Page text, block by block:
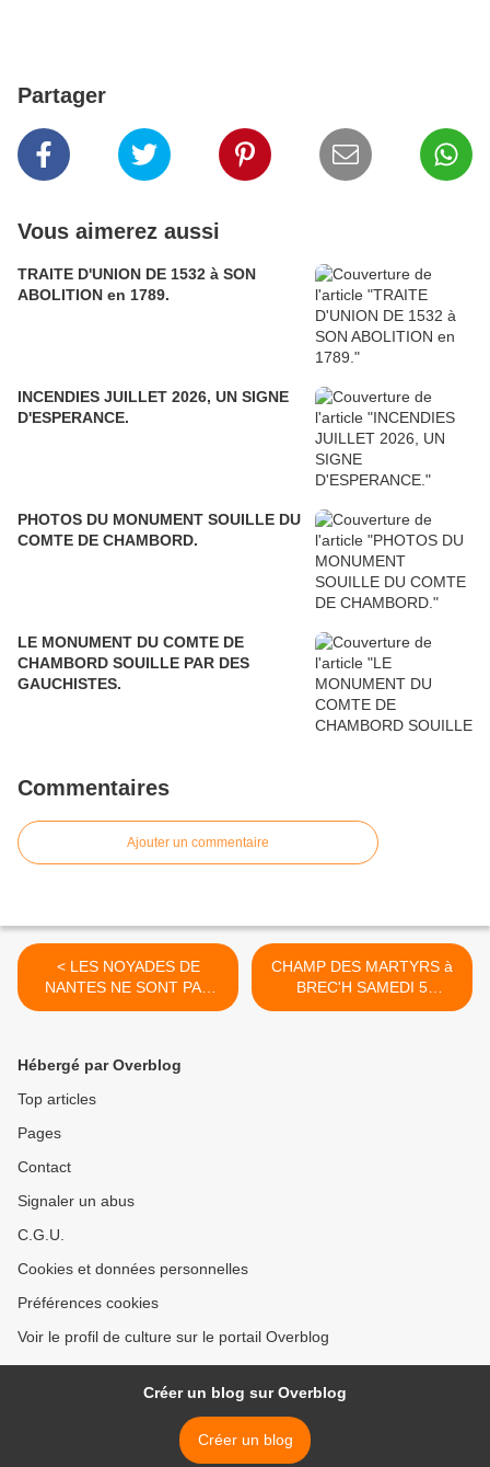
Partager
Vous aimerez aussi
TRAITE D'UNION DE 1532 à SON
ABOLITION en 1789.
INCENDIES JUILLET 2026, UN SIGNE
D'ESPERANCE.
PHOTOS DU MONUMENT SOUILLE DU
COMTE DE CHAMBORD.
LE MONUMENT DU COMTE DE
CHAMBORD SOUILLE PAR DES
GAUCHISTES.
Commentaires
Ajouter un commentaire
< LES NOYADES DE
NANTES NE SONT PAS
UNE LEGENDE !
CHAMP DES MARTYRS à
BREC'H SAMEDI 5
NOVEMBRE. >
Hébergé par Overblog
Top articles
Pages
Contact
Signaler un abus
C.G.U.
Cookies et données personnelles
Préférences cookies
Voir le profil de culture sur le portail Overblog
Créer un blog sur Overblog
Créer un blog